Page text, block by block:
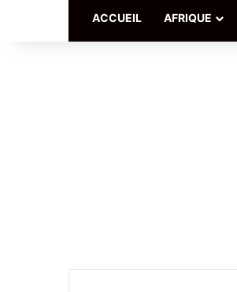
ACCUEIL AFRIQUE